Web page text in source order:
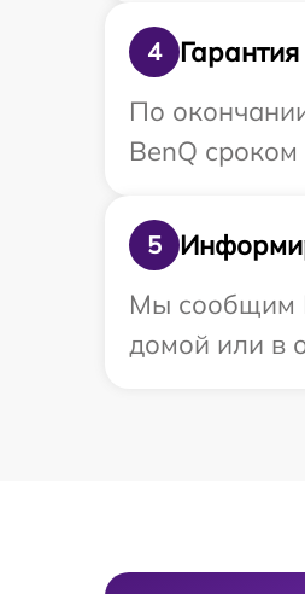
4
Гарантия
По
BenQ сроком
5
Мы сообщим
домой или в